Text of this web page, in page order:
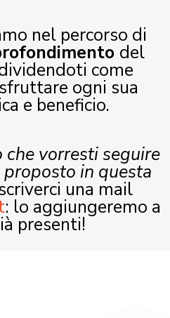
nel percorso di
del
come
ogni sua
e beneficio.
che vorresti seguire
in questa
una mail
: lo aggiungeremo a
presenti!